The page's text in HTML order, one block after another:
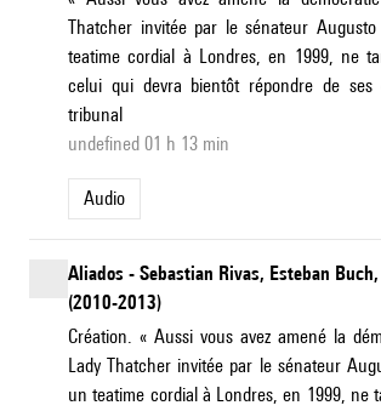
Thatcher invitée par le sénateur
teatime cordial à Londres, en 1999, ne
celui qui devra bientôt répondre de ses
tribunal
undefined 01 h 13 min
Audio
Aliados - Sebastian Rivas, Esteban
(2010-2013)
Création. « Aussi vous avez amené la
Lady Thatcher invitée par le sénateur
un teatime cordial à Londres, en 1999, ne